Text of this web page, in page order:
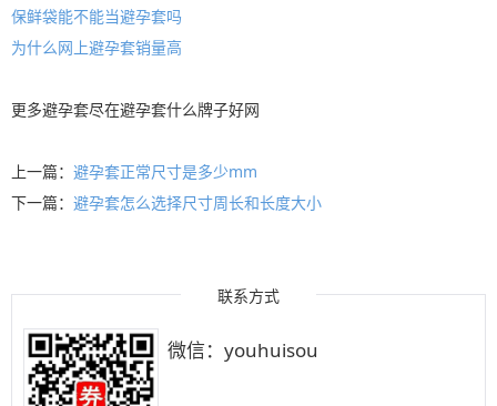
保鲜袋能不能当避孕套吗
为什么网上避孕套销量高
更多避孕套尽在避孕套什么牌子好网
上一篇： 避孕套正常尺寸是多少mm
下一篇： 避孕套怎么选择尺寸周长和长度大小
联系方式
微信：youhuisou